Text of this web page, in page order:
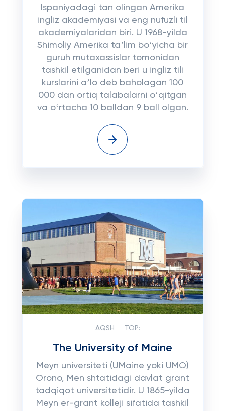
Ispaniyadagi tan olingan Amerika
ingliz akademiyasi va eng nufuzli til
akademiyalaridan biri. U 1968-yilda
Shimoliy Amerika taʼlim boʻyicha bir
guruh mutaxassislar tomonidan
tashkil etilganidan beri u ingliz tili
kurslarini aʼlo deb baholagan 100
000 dan ortiq talabalarni oʻqitgan
va oʻrtacha 10 balldan 9 ball olgan.
AQSH TOP:
The University of Maine
Meyn universiteti (UMaine yoki UMO)
Orono, Men shtatidagi davlat grant
tadqiqot universitetidir. U 1865-yilda
Meyn er-grant kolleji sifatida tashkil